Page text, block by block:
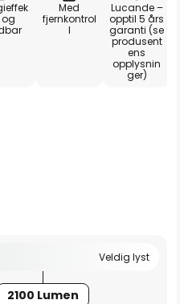
Med
fjernkontrol
l
Lucande –
opptil 5 års
garanti (se
produsent
ens
opplysnin
ger)
Veldig lyst
2100 Lumen